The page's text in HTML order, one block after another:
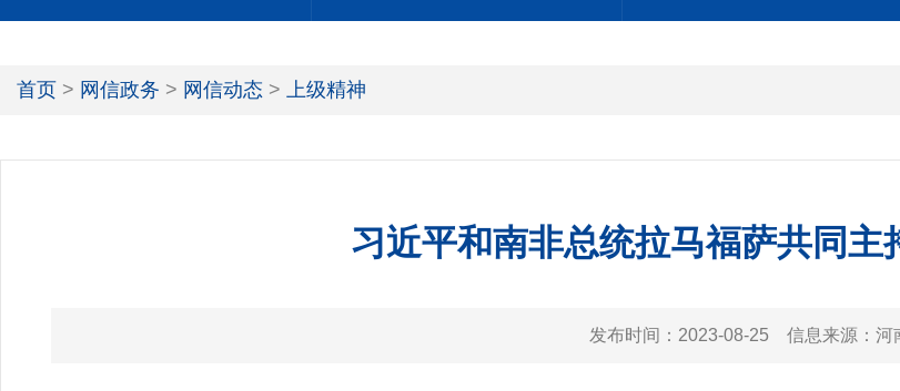
首页 > 网信政务 > 网信动态 > 上级精神
习近平和南非总统拉马福萨共同主
发布时间： 2023-08-25 信息来源： 河